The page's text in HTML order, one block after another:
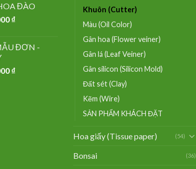
ĐÀO
₫
ĐƠN -
₫
Khuôn (Cutter)
Màu (Oil Color)
Gân hoa (Flower veiner)
Gân lá (Leaf Veiner)
Gân silicon (Silicon Mold)
Đất sét (Clay)
Kẽm (Wire)
SẢN PHẨM KHÁCH ĐẶT
Hoa giấy (Tissue paper) (54)
Bonsai (36)